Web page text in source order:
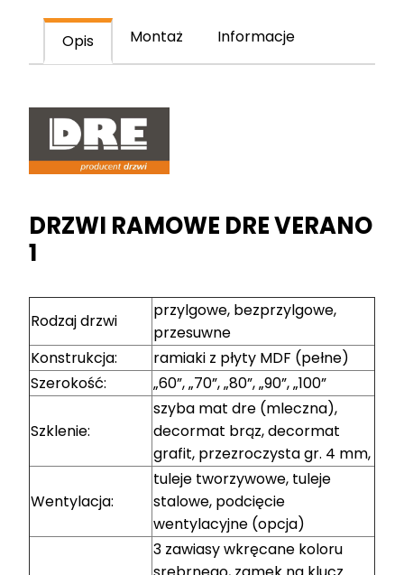
Opis Montaż Informacje
DRZWI RAMOWE DRE VERANO
1
Rodzaj drzwi
przylgowe, bezprzylgowe,
przesuwne
Konstrukcja:
ramiaki z płyty MDF (pełne)
Szerokość:
„60”, „70”, „80”, „90”, „100”
Szklenie:
szyba mat dre (mleczna),
decormat brąz, decormat
grafit, przezroczysta gr. 4 mm,
Wentylacja:
tuleje tworzywowe, tuleje
stalowe, podcięcie
wentylacyjne (opcja)
3 zawiasy wkręcane koloru